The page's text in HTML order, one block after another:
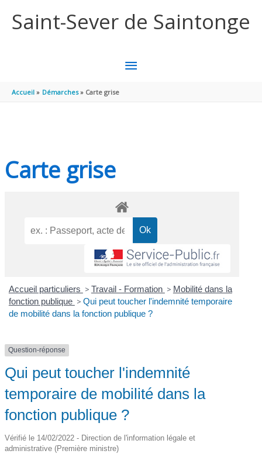
Saint-Sever de Saintonge
MENU
Accueil Démarches Carte grise
Carte grise
Accueil particuliers > Travail - Formation > Mobilité dans la
fonction publique > Qui peut toucher l'indemnité temporaire
de mobilité dans la fonction publique ?
Question-réponse
Qui peut toucher l'indemnité
temporaire de mobilité dans la
fonction publique ?
Vérifié le 14/02/2022 - Direction de l'information légale et
administrative (Première ministre)